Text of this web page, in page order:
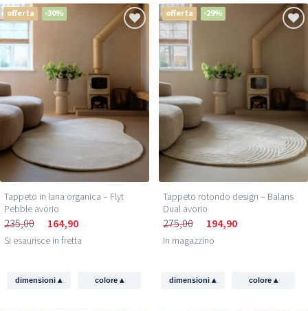
offerta -30%
Tappeto in lana organica – Flyt
Pebble avorio
235,00 164,90
Si esaurisce in fretta
dimensioni▴ colore ▴
offerta -29%
Tappeto rotondo design – Balans
Dual avorio
275,00 194,90
In magazzino
dimensioni▴ colore ▴